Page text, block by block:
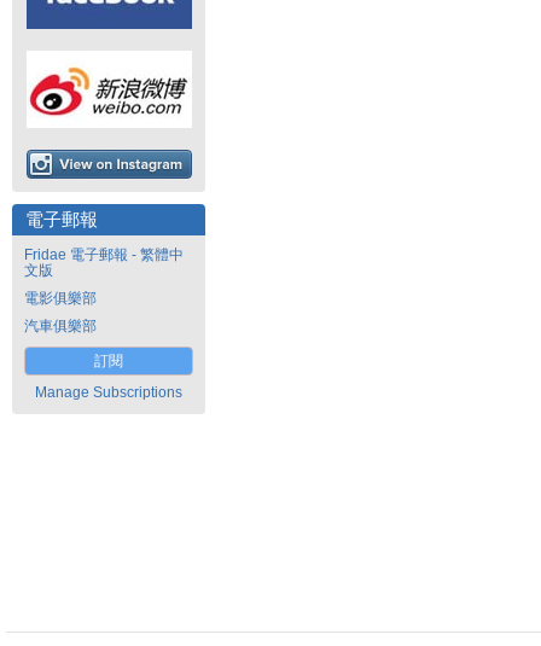
電子郵報
Fridae 電子郵報 - 繁體中
文版
電影俱樂部
汽車俱樂部
訂閱
Manage Subscriptions